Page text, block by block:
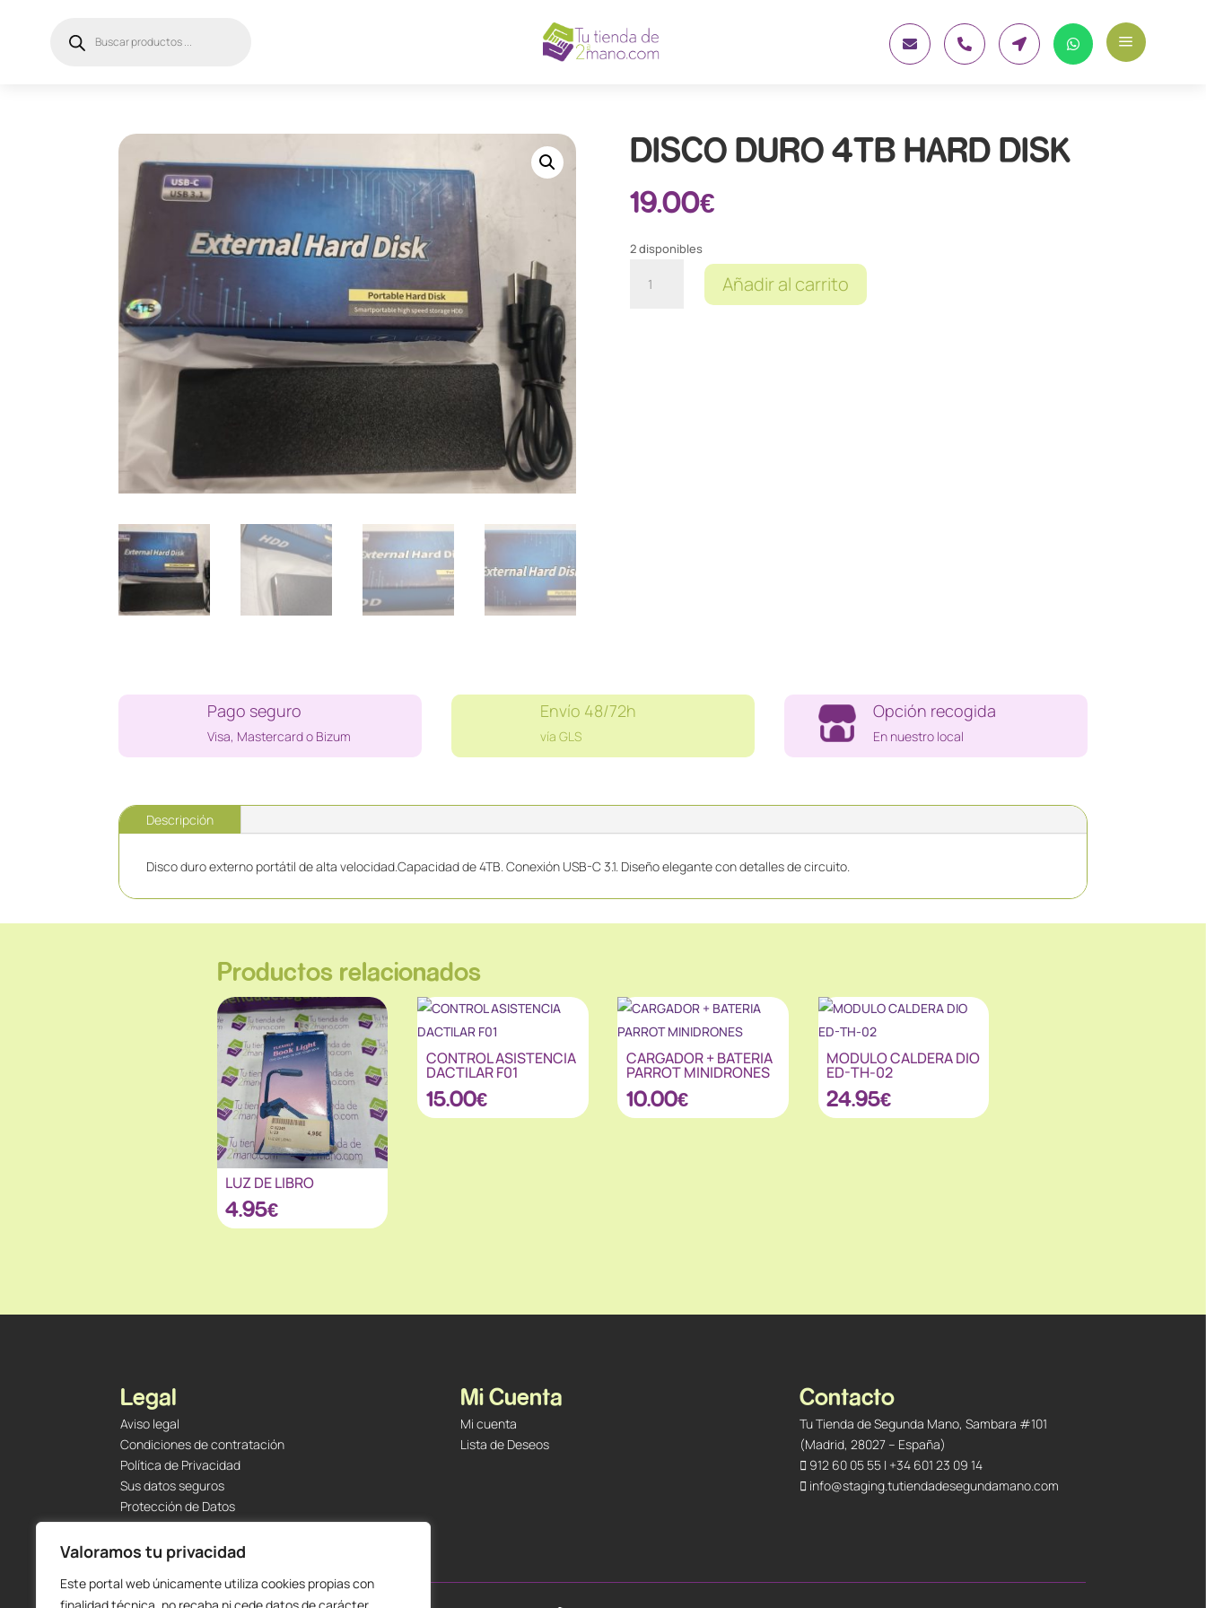
Valoramos tu privacidad
Este portal web únicamente utiliza cookies propias con
productos     a
DISCO DURO 4TB HARD DISK
19.00€
2 disponibles
DURO
Añadir al carrito
Pago seguro
Visa, Mastercard o Bizum
Envío 48/72h
vía GLS
Opción recogida
En nuestro local
Descripción
Disco duro externo portátil de alta velocidad.Capacidad de 4TB. Conexión USB-C 3.1. Diseño elegante con detalles de circuito.
Productos relacionados
LUZ DE LIBRO
4.95€
CONTROL ASISTENCIA
DACTILAR F01
15.00€
CARGADOR + BATERIA
PARROT MINIDRONES
10.00€
MODULO CALDERA DIO
ED-TH-02
24.95€
Legal
Aviso legal
Condiciones de contratación
Política de Privacidad
Sus datos seguros
Protección de Datos
Política de Cookies
Envíos y Devoluciones
Mi Cuenta
Mi cuenta
Lista de Deseos
Contacto
Tu Tienda de Segunda Mano, Sambara #101
(Madrid, 28027 – España)
912 60 05 55| +34 601 23 09 14
info@staging.tutiendadesegundamano.com